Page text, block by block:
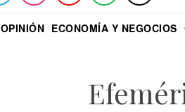
OPINIÓN ECONOMÍA Y NEGOCIOS